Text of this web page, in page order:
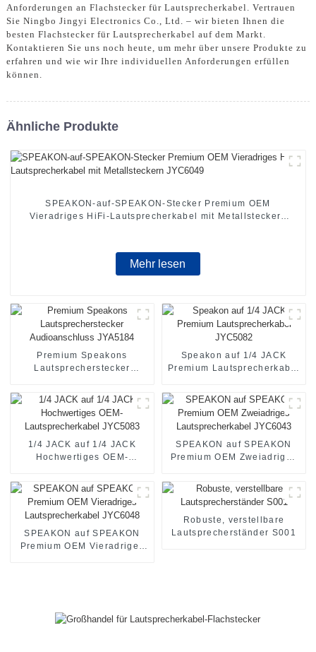
Anforderungen an Flachstecker für Lautsprecherkabel. Vertrauen
Sie Ningbo Jingyi Electronics Co., Ltd. – wir bieten Ihnen die
besten Flachstecker für Lautsprecherkabel auf dem Markt.
Kontaktieren Sie uns noch heute, um mehr über unsere Produkte zu
erfahren und wie wir Ihre individuellen Anforderungen erfüllen
können.
Ähnliche Produkte
SPEAKON-auf-SPEAKON-Stecker Premium OEM
Vieradriges HiFi-Lautsprecherkabel mit Metallsteckern
Mehr lesen
Premium Speakons
Lautsprecherstecker
Speakon auf 1/4 JACK
Premium Lautsprecherkabel
1/4 JACK auf 1/4 JACK
Hochwertiges OEM-
SPEAKON auf SPEAKON
Premium OEM Zweiadriges
SPEAKON auf SPEAKON
Premium OEM Vieradriges
Robuste, verstellbare
Lautsprecherständer S001